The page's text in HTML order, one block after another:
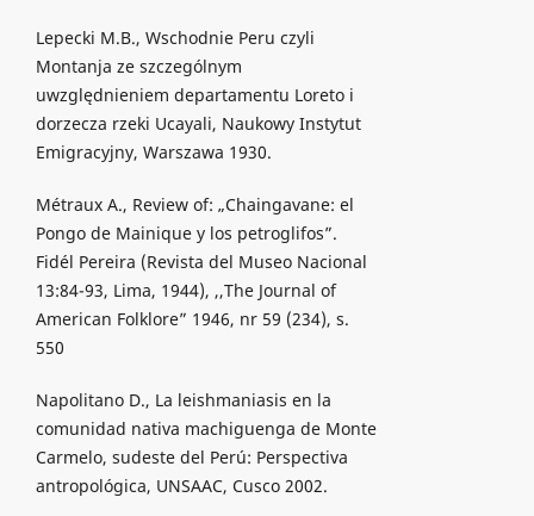
Lepecki M.B., Wschodnie Peru czyli
Montanja ze szczególnym
uwzględnieniem departamentu Loreto i
dorzecza rzeki Ucayali, Naukowy Instytut
Emigracyjny, Warszawa 1930.
Métraux A., Review of: „Chaingavane: el
Pongo de Mainique y los petroglifos”.
Fidél Pereira (Revista del Museo Nacional
13:84-93, Lima, 1944), ,,The Journal of
American Folklore” 1946, nr 59 (234), s.
550
Napolitano D., La leishmaniasis en la
comunidad nativa machiguenga de Monte
Carmelo, sudeste del Perú: Perspectiva
antropológica, UNSAAC, Cusco 2002.